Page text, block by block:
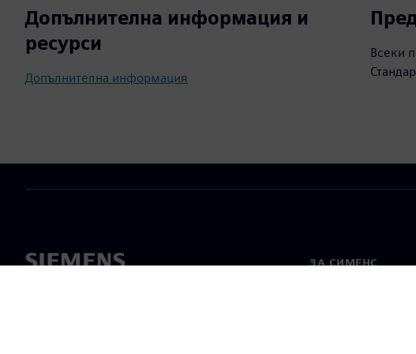
Допълнителна информация и
ресурси
Допълнителна информация
Всеки
ЗА СИМЕНС